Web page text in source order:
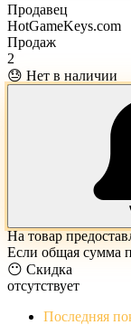
Продавец
HotGameKeys.com
Продаж
2
😓 Нет в наличии
На товар
Если общая сумма
😶 Скидка
отсутствует
Последняя